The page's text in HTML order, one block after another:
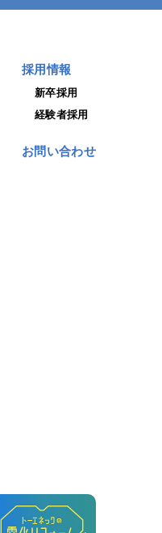
採用情報
新卒採用
経験者採用
お問い合わせ